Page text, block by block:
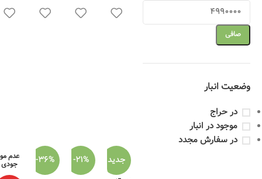
صافی
وضعیت انبار
در حراج
موجود در انبار
در سفارش مجدد
جدید -21%
-36% عدم مو
جودی